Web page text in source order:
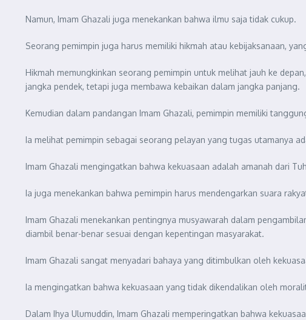
Namun, Imam Ghazali juga menekankan bahwa ilmu saja tidak cukup.
Seorang pemimpin juga harus memiliki hikmah atau kebijaksanaan,
Hikmah memungkinkan seorang pemimpin untuk melihat jauh ke
jangka pendek, tetapi juga membawa kebaikan dalam jangka panjang.
Kemudian dalam pandangan Imam Ghazali, pemimpin memiliki
Ia melihat pemimpin sebagai seorang pelayan yang tugas utamanya
Imam Ghazali mengingatkan bahwa kekuasaan adalah amanah dari
Ia juga menekankan bahwa pemimpin harus mendengarkan suara
Imam Ghazali menekankan pentingnya musyawarah dalam
diambil benar-benar sesuai dengan kepentingan masyarakat.
Imam Ghazali sangat menyadari bahaya yang ditimbulkan oleh
Ia mengingatkan bahwa kekuasaan yang tidak dikendalikan oleh
Dalam Ihya Ulumuddin, Imam Ghazali memperingatkan bahwa